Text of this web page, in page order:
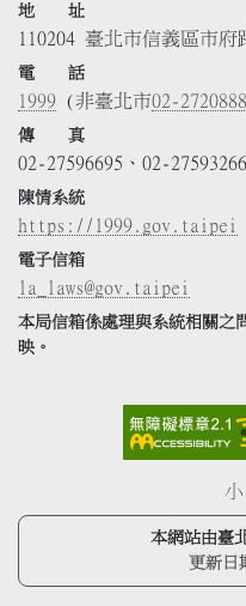
地 址
110204 臺北市信義區市府
電 話
1999 (非臺北市02-
傳 真
02-27596695、02-27593266
陳情系統
https://1999.gov.taipei
電子信箱
la_laws@gov.taipei
本局信箱係處理與系統相關之
映。
小
本網站由臺
更新日